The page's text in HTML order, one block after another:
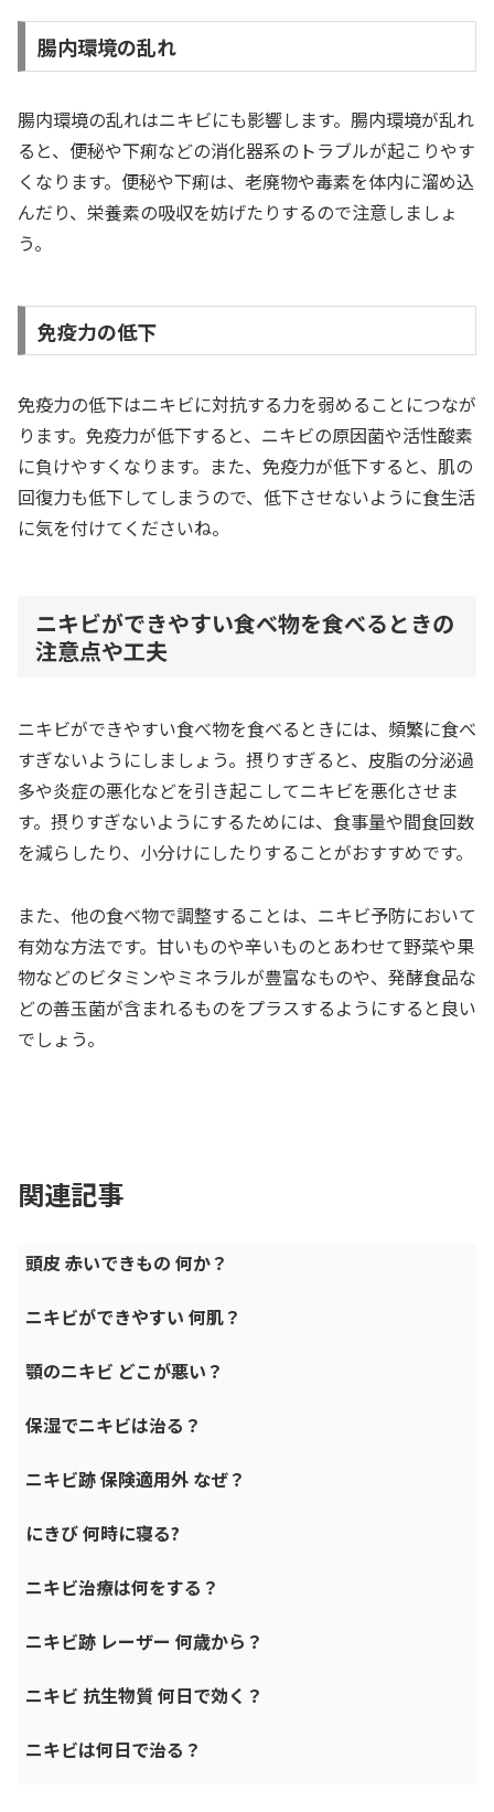
腸内環境の乱れ
腸内環境の乱れはニキビにも影響します。腸内環境が乱れ
ると、便秘や下痢などの消化器系のトラブルが起こりやす
くなります。便秘や下痢は、老廃物や毒素を体内に溜め込
んだり、栄養素の吸収を妨げたりするので注意しましょ
う。
免疫力の低下
免疫力の低下はニキビに対抗する力を弱めることにつなが
ります。免疫力が低下すると、ニキビの原因菌や活性酸素
に負けやすくなります。また、免疫力が低下すると、肌の
回復力も低下してしまうので、低下させないように食生活
に気を付けてくださいね。
ニキビができやすい食べ物を食べるときの
注意点や工夫
ニキビができやすい食べ物を食べるときには、頻繁に食べ
すぎないようにしましょう。摂りすぎると、皮脂の分泌過
多や炎症の悪化などを引き起こしてニキビを悪化させま
す。摂りすぎないようにするためには、食事量や間食回数
を減らしたり、小分けにしたりすることがおすすめです。
また、他の食べ物で調整することは、ニキビ予防において
有効な方法です。甘いものや辛いものとあわせて野菜や果
物などのビタミンやミネラルが豊富なものや、発酵食品な
どの善玉菌が含まれるものをプラスするようにすると良い
でしょう。
関連記事
頭皮 赤いできもの 何か？
ニキビができやすい 何肌？
顎のニキビ どこが悪い？
保湿でニキビは治る？
ニキビ跡 保険適用外 なぜ？
にきび 何時に寝る?
ニキビ治療は何をする？
ニキビ跡 レーザー 何歳から？
ニキビ 抗生物質 何日で効く？
ニキビは何日で治る？